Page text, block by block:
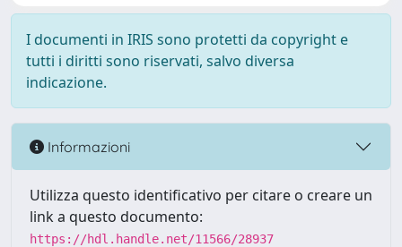
I documenti in IRIS sono protetti da copyright e
tutti i diritti sono riservati, salvo diversa
indicazione.
Informazioni
Utilizza questo identificativo per citare o creare un
link a questo documento:
https://hdl.handle.net/11566/28937